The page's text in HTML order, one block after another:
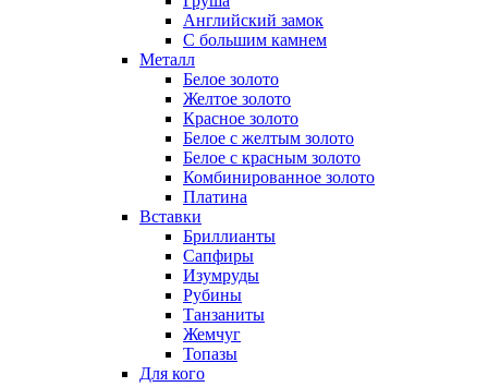
Английский замок
С большим камнем
Металл
Белое золото
Желтое золото
Красное золото
Белое с желтым золото
Белое с красным золото
Комбинированное золото
Платина
Вставки
Бриллианты
Сапфиры
Изумруды
Рубины
Танзаниты
Жемчуг
Топазы
Для кого